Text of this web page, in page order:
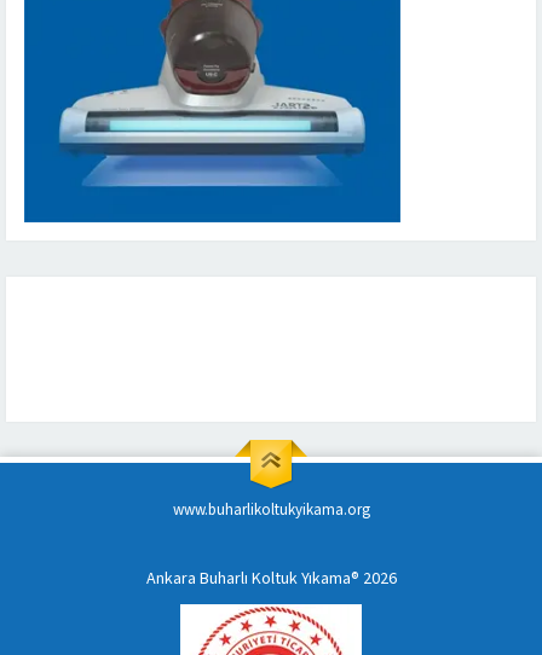
www.buharlikoltukyikama.org
Ankara Buharlı Koltuk Yıkama® 2026